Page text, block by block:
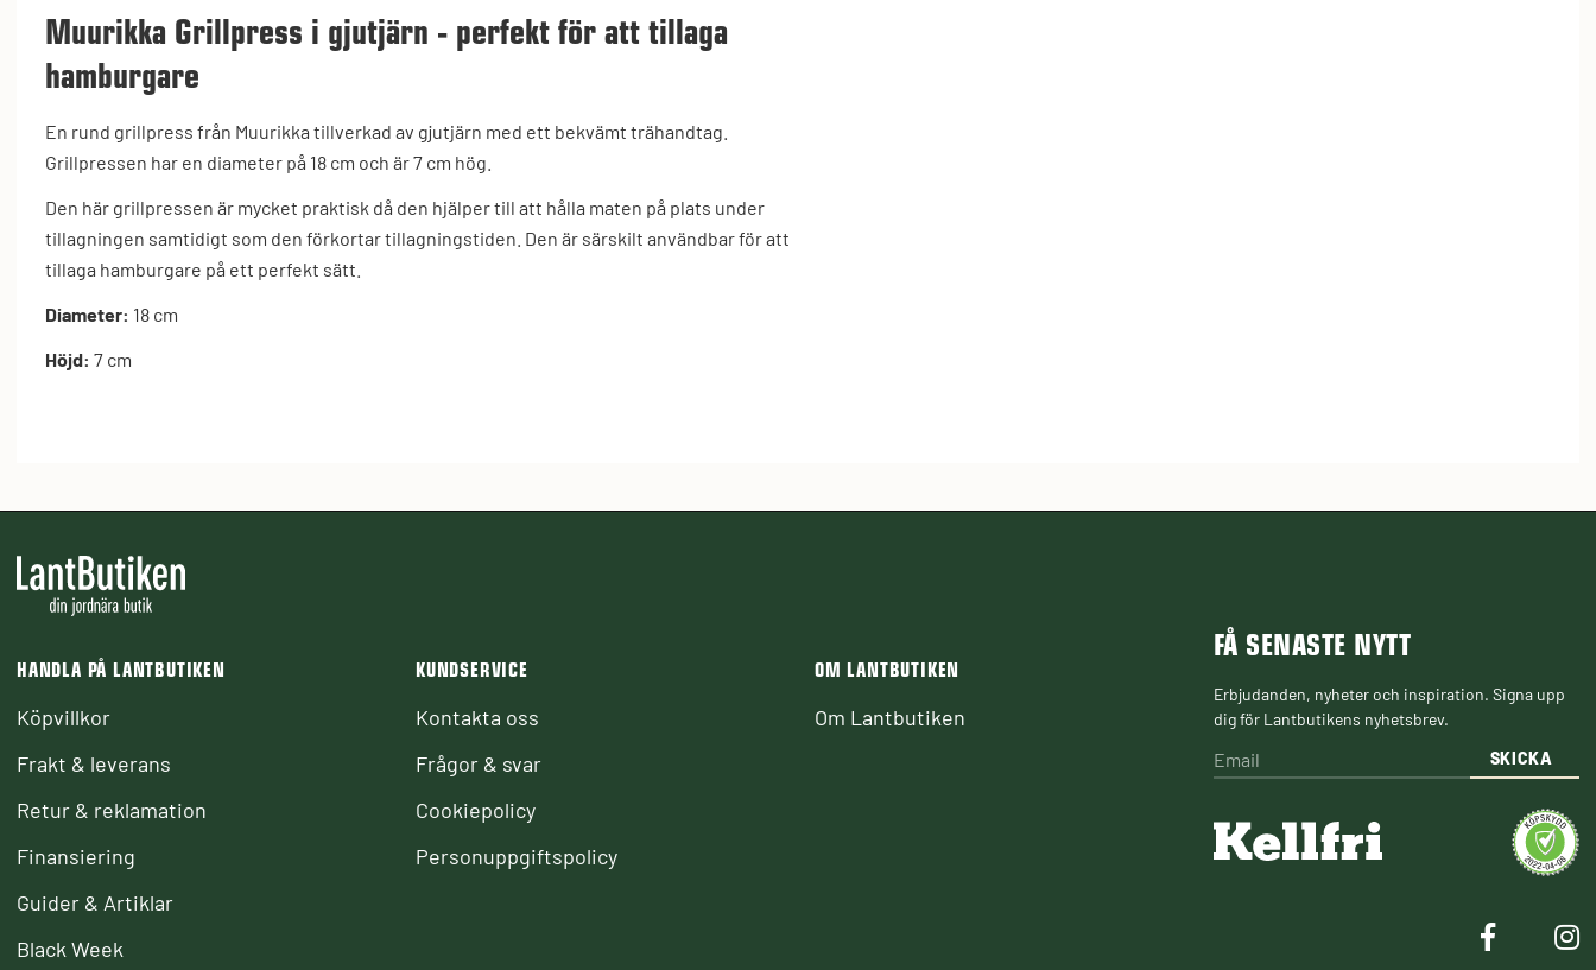
Muurikka Grillpress i gjutjärn - perfekt för att tillaga
hamburgare
En rund grillpress från Muurikka tillverkad av gjutjärn med ett bekvämt trähandtag.
Grillpressen har en diameter på 18 cm och är 7 cm hög.
Den här grillpressen är mycket praktisk då den hjälper till att hålla maten på plats under
tillagningen samtidigt som den förkortar tillagningstiden. Den är särskilt användbar för att
tillaga hamburgare på ett perfekt sätt.
Diameter: 18 cm
Höjd: 7 cm
HANDLA PÅ LANTBUTIKEN
Köpvillkor
Frakt & leverans
Retur & reklamation
Finansiering
Guider & Artiklar
Black Week
KUNDSERVICE
Kontakta oss
Frågor & svar
Cookiepolicy
Personuppgiftspolicy
OM LANTBUTIKEN
Om Lantbutiken
FÅ SENASTE NYTT
Erbjudanden, nyheter och inspiration. Signa upp
dig för Lantbutikens nyhetsbrev.
SKICKA